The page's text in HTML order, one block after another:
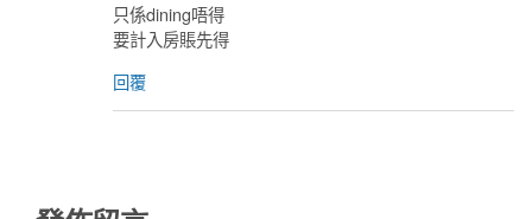
只係dining唔得
要計入房賬先得
回覆